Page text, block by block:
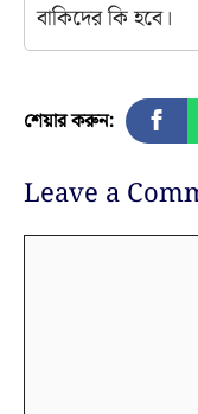
বাকিদের কি হবে।
শেয়ার করুন:
Leave a